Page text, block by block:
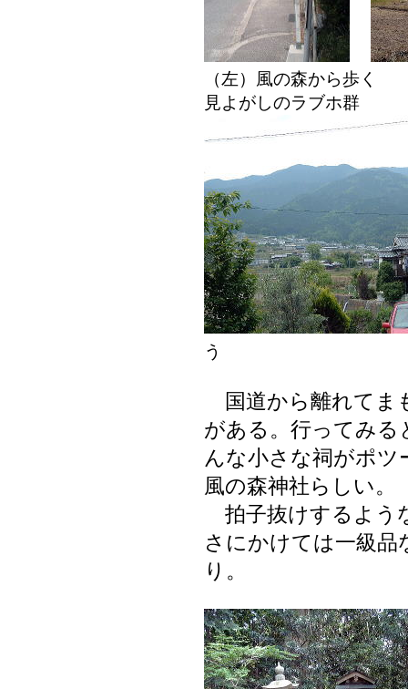
（左）風の森から歩
見よがしのラブホ群
う
国道から離れてま
がある。行ってみる
んな小さな祠がポ
風の森神社らしい。
拍子抜けするよう
さにかけては一級
り。